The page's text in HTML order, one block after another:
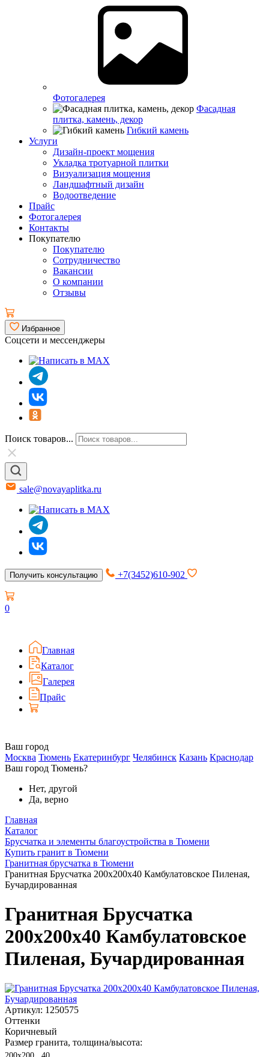
Фотогалерея
Фасадная
плитка, камень, декор
Гибкий камень
Услуги
Дизайн-проект мощения
Укладка тротуарной плитки
Визуализация мощения
Ландшафтный дизайн
Водоотведение
Прайс
Фотогалерея
Контакты
Покупателю
Покупателю
Сотрудничество
Вакансии
О компании
Отзывы
Избранное
Соцсети и мессенджеры
Поиск товаров...
sale@novayaplitka.ru
Получить консультацию +7(3452)610-902
0
Главная
Каталог
Галерея
Прайс
Ваш город
Москва Тюмень Екатеринбург Челябинск Казань Краснодар
Ваш город Тюмень?
Нет, другой
Да, верно
Главная
Каталог
Брусчатка и элементы благоустройства в Тюмени
Купить гранит в Тюмени
Гранитная брусчатка в Тюмени
Гранитная Брусчатка 200х200x40 Камбулатовское Пиленая,
Бучардированная
Гранитная Брусчатка
200х200x40 Камбулатовское
Пиленая, Бучардированная
Артикул: 1250575
Оттенки
Коричневый
Размер гранита, толщина/высота: